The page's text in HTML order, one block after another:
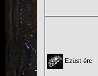
Ezüst érc